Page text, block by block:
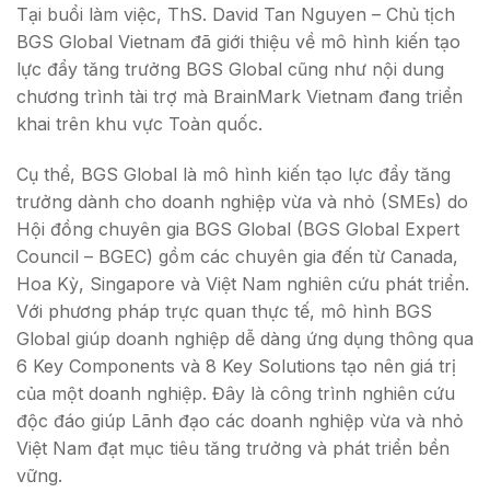
Tại buổi làm việc, ThS. David Tan Nguyen – Chủ tịch
BGS Global Vietnam đã giới thiệu về mô hình kiến tạo
lực đẩy tăng trưởng BGS Global cũng như nội dung
chương trình tài trợ mà BrainMark Vietnam đang triển
khai trên khu vực Toàn quốc.
Cụ thể, BGS Global là mô hình kiến tạo lực đẩy tăng
trưởng dành cho doanh nghiệp vừa và nhỏ (SMEs) do
Hội đồng chuyên gia BGS Global (BGS Global Expert
Council – BGEC) gồm các chuyên gia đến từ Canada,
Hoa Kỳ, Singapore và Việt Nam nghiên cứu phát triển.
Với phương pháp trực quan thực tế, mô hình BGS
Global giúp doanh nghiệp dễ dàng ứng dụng thông qua
6 Key Components và 8 Key Solutions tạo nên giá trị
của một doanh nghiệp. Đây là công trình nghiên cứu
độc đáo giúp Lãnh đạo các doanh nghiệp vừa và nhỏ
Việt Nam đạt mục tiêu tăng trưởng và phát triển bền
vững.